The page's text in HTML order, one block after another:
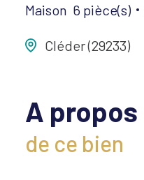
Maison 6 pièce(s)
Cléder (29233)
A propos
de ce bien